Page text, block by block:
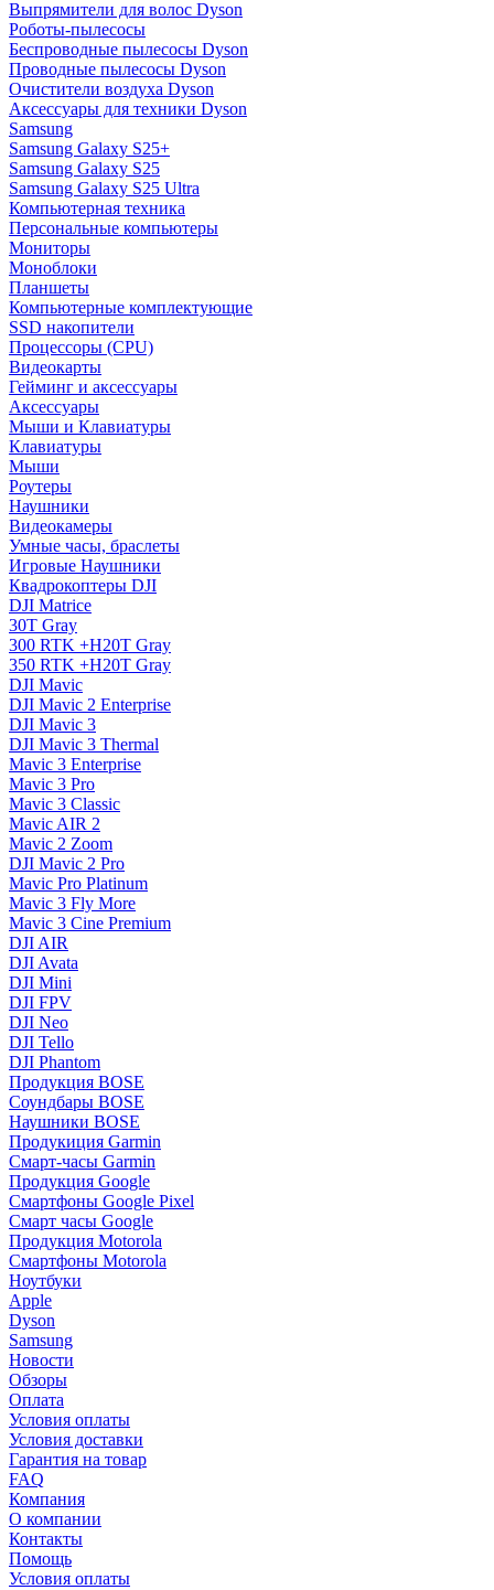
Выпрямители для волос Dyson
Роботы-пылесосы
Беспроводные пылесосы Dyson
Проводные пылесосы Dyson
Очистители воздуха Dyson
Аксессуары для техники Dyson
Samsung
Samsung Galaxy S25+
Samsung Galaxy S25
Samsung Galaxy S25 Ultra
Компьютерная техника
Персональные компьютеры
Мониторы
Моноблоки
Планшеты
Компьютерные комплектующие
SSD накопители
Процессоры (CPU)
Видеокарты
Гейминг и аксессуары
Аксессуары
Мыши и Клавиатуры
Клавиатуры
Мыши
Роутеры
Наушники
Видеокамеры
Умные часы, браслеты
Игровые Наушники
Квадрокоптеры DJI
DJI Matrice
30T Gray
300 RTK +H20T Gray
350 RTK +H20T Gray
DJI Mavic
DJI Mavic 2 Enterprise
DJI Mavic 3
DJI Mavic 3 Thermal
Mavic 3 Enterprise
Mavic 3 Pro
Mavic 3 Сlassic
Mavic AIR 2
Mavic 2 Zoom
DJI Mavic 2 Pro
Mavic Pro Platinum
Mavic 3 Fly More
Mavic 3 Cine Premium
DJI AIR
DJI Avata
DJI Mini
DJI FPV
DJI Neo
DJI Tello
DJI Phantom
Продукция BOSE
Соундбары BOSE
Наушники BOSE
Продукиция Garmin
Смарт-часы Garmin
Продукция Google
Смартфоны Google Pixel
Смарт часы Google
Продукция Motorola
Смартфоны Motorola
Ноутбуки
Apple
Dyson
Samsung
Новости
Обзоры
Оплата
Условия оплаты
Условия доставки
Гарантия на товар
FAQ
Компания
О компании
Контакты
Помощь
Условия оплаты